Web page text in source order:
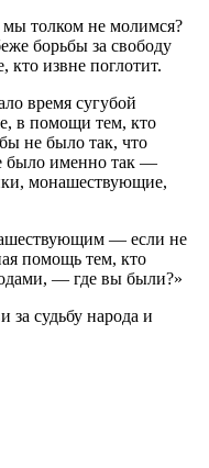
мы толком не молимся?
борьбы за свободу
кто извне поглотит.
время сугубой
в помощи тем, кто
не было так, что
было именно так —
монашествующие,
— если не
помощь тем, кто
— где вы были?»
за судьбу народа и